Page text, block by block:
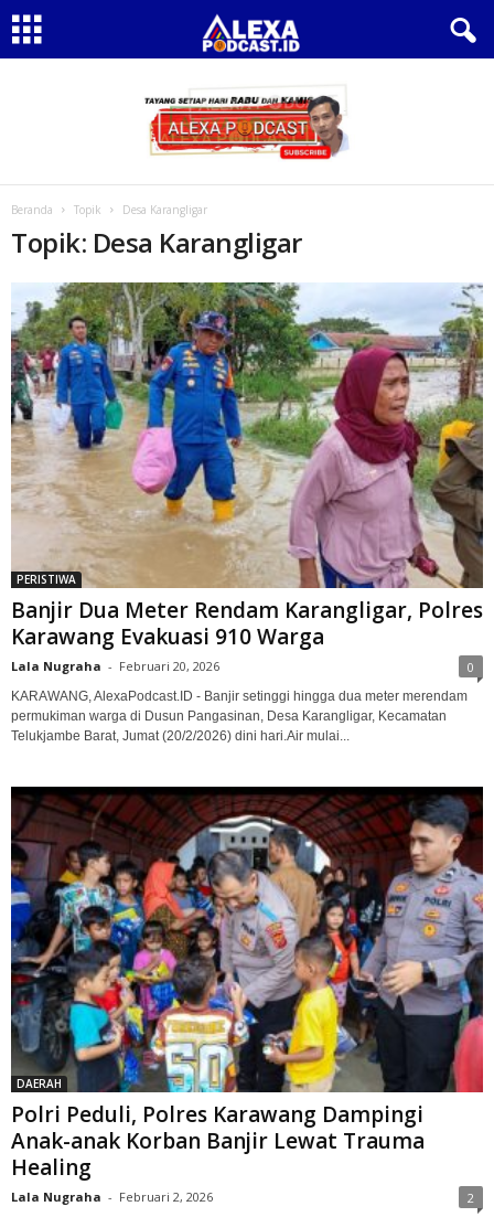
Beranda Topik Desa Karangligar
Topik: Desa Karangligar
PERISTIWA
Banjir Dua Meter Rendam Karangligar, Polres
Karawang Evakuasi 910 Warga‎
Lala Nugraha - Februari 20, 2026 0
KARAWANG, AlexaPodcast.ID - Banjir setinggi hingga dua meter merendam
permukiman warga di Dusun Pangasinan, Desa Karangligar, Kecamatan
Telukjambe Barat, Jumat (20/2/2026) dini hari.‎‎Air mulai...
DAERAH
Polri Peduli, Polres Karawang Dampingi
Anak-anak Korban Banjir Lewat Trauma
Healing
Lala Nugraha - Februari 2, 2026 2